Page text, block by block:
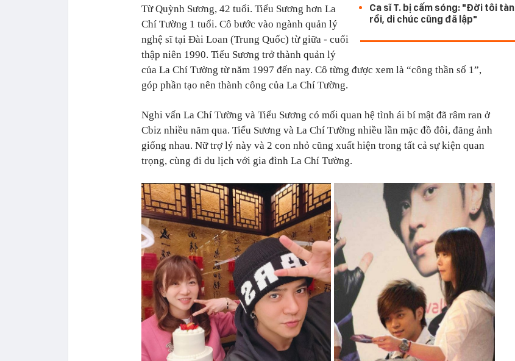
Ca sĩ T. bị cấm sóng: "Đời tôi tàn
rồi, di chúc cũng đã lập"
Từ Quỳnh Sương, 42 tuổi. Tiểu Sương hơn La
Chí Tường 1 tuổi. Cô bước vào ngành quản lý
nghệ sĩ tại Đài Loan (Trung Quốc) từ giữa - cuối
thập niên 1990. Tiểu Sương trở thành quản lý
của La Chí Tường từ năm 1997 đến nay. Cô từng được xem là “công thần số 1”,
góp phần tạo nên thành công của La Chí Tường.
Nghi vấn La Chí Tường và Tiểu Sương có mối quan hệ tình ái bí mật đã râm ran ở
Cbiz nhiều năm qua. Tiểu Sương và La Chí Tường nhiều lần mặc đồ đôi, đăng ảnh
giống nhau. Nữ trợ lý này và 2 con nhỏ cũng xuất hiện trong tất cả sự kiện quan
trọng, cùng đi du lịch với gia đình La Chí Tường.